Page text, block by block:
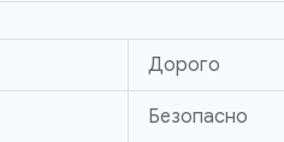
Дорого
Безопасно